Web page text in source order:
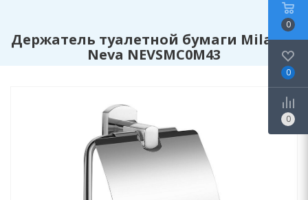
Держатель туалетной бумаги Milardo
Neva NEVSMC0M43
0
0
0